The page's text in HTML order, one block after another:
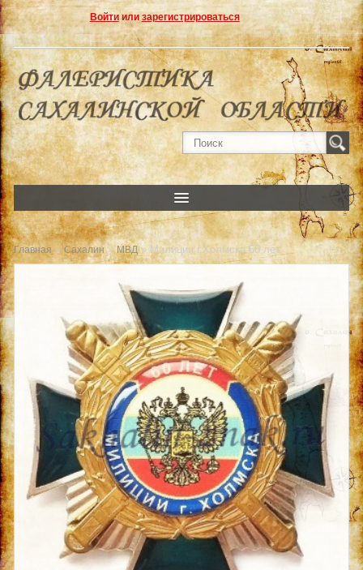
Войтиили зарегистрироваться
Главная » Сахалин»МВД» Милиции г.Холмска 60 лет